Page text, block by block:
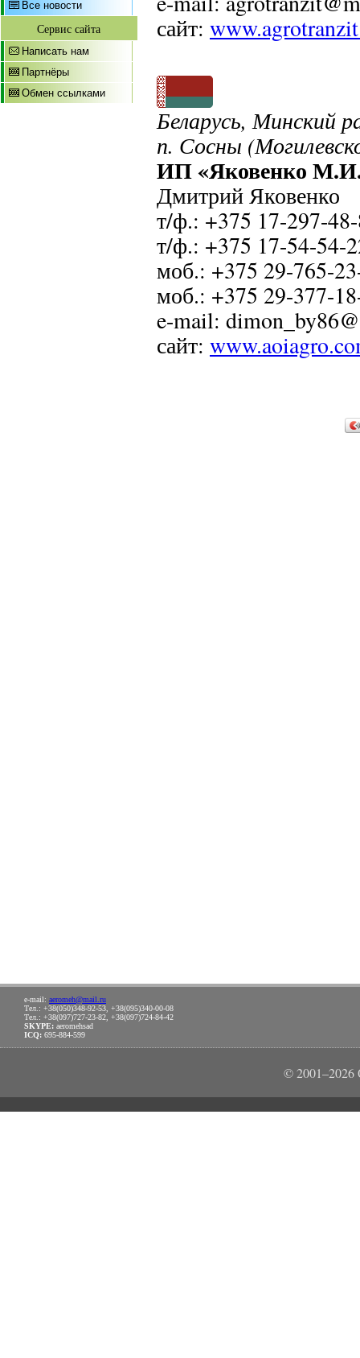
Все новости
Сервис сайта
Написать нам
Партнёры
Обмен ссылками
сайт:
Беларусь, Минский
п. Сосны
ИП «Яковенко
Дмитрий Яковенко
т/ф.: +375 17-297-
т/ф.: +375 17-54-54-
моб.: +375 29-765-
моб.: +375 29-377-
e-mail:
сайт:
e-mail: aeromeh@mail.ru
Тел.: +38(050)348-92-53, +38(095)340-00-08
Тел.: +38(097)727-23-82, +38(097)724-84-42
SKYPE: aeromehsad
ICQ: 695-884-599
©